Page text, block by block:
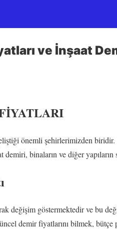
ve İnşaat
önemli şehirlerimizden
binaların ve diğer yapıların
değişim göstermektedir ve bu
demir fiyatlarını bilmek, bütçe